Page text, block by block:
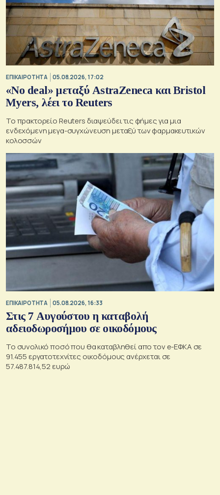
ΕΠΙΚΑΙΡΟΤΗΤΑ 05.08.2026, 17:02
«No deal» μεταξύ AstraZeneca και Bristol
Myers, λέει το Reuters
Το πρακτορείο Reuters διαψεύδει τις φήμες για μια
ενδεχόμενη μεγα-συγχώνευση μεταξύ των φαρμακευτικών
κολοσσών
ΕΠΙΚΑΙΡΟΤΗΤΑ 05.08.2026, 16:33
Στις 7 Αυγούστου η καταβολή
αδειοδωροσήμου σε οικοδόμους
Το συνολικό ποσό που θα καταβληθεί απο τον e-ΕΦΚΑ σε
91.455 εργατοτεχνίτες οικοδόμους ανέρχεται σε
57.487.814,52 ευρώ